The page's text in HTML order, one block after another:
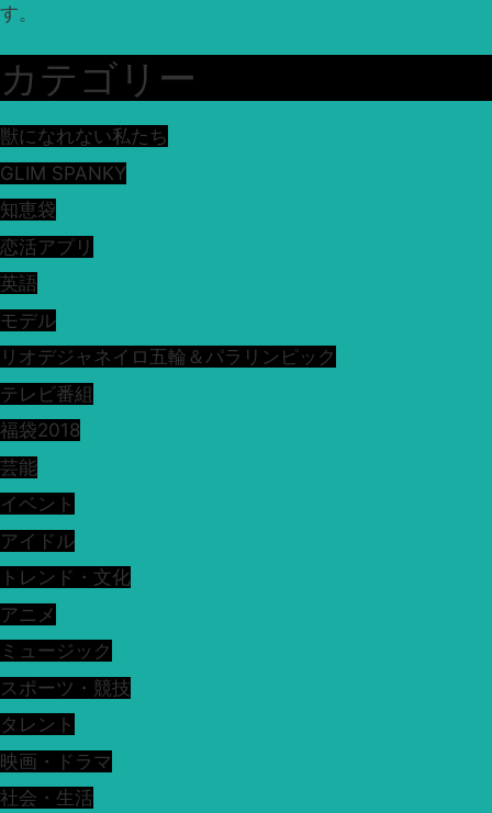
す。
カテゴリー
獣になれない私たち
GLIM SPANKY
知恵袋
恋活アプリ
英語
モデル
リオデジャネイロ五輪＆パラリンピック
テレビ番組
福袋2018
芸能
イベント
アイドル
トレンド・文化
アニメ
ミュージック
スポーツ・競技
タレント
映画・ドラマ
社会・生活